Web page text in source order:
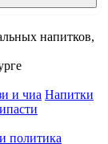
напитков,
и чиа Напитки
политика